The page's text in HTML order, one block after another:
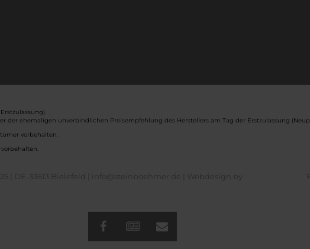
der ehemaligen unverbindlichen Preisempfehlung des Herstellers am Tag der Erstzulassung
vorbehalten.
| DE-33613 Bielefeld | info@steinboehmer.de |
Webdesign by